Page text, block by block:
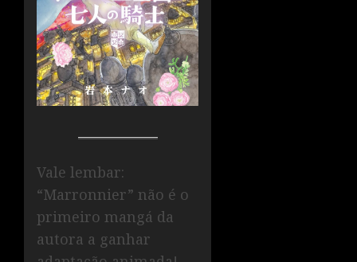
Vale lembar:
“Marronnier” não é o
primeiro mangá da
autora a ganhar